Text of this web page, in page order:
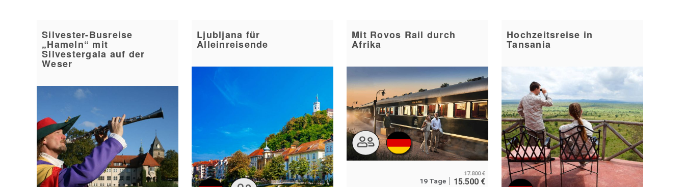
Silvester-Busreise
„Hameln“ mit
Silvestergala auf der
Weser
Ljubljana für
Alleinreisende
Mit Rovos Rail durch
Afrika
19 Tage
17.800 €
15.500 €
Hochzeitsreise in
Tansania